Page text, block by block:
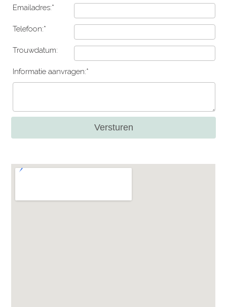
Emailadres:*
Telefoon:*
Trouwdatum:
Informatie aanvragen:*